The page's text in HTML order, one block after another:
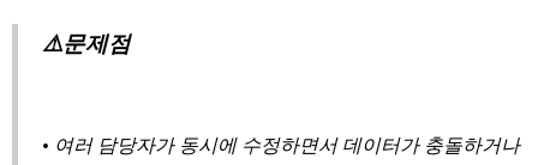
⚠️문제점
• 여러 담당자가 동시에 수정하면서 데이터가 충돌하거나